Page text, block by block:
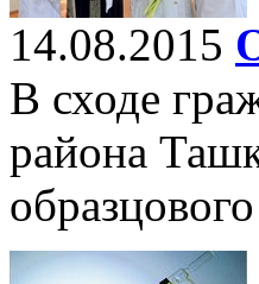
14.08.2015
В сходе
района